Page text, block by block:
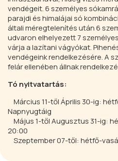
vendégeit. 6 személyes
parajdi és himalájai só
általi méregtelenítés után 6
udvaron elhelyezett 7
várja a lazítani vágyókat.
vendégeink rendelkezésére. A
felár ellenében állnak
Tó nyitvatartás:
Március 11-től Április 30-ig:
Napnyugtáig
Május 1-től Augusztus 31-ig:
20:00
Szeptember 07-től: hétfő-